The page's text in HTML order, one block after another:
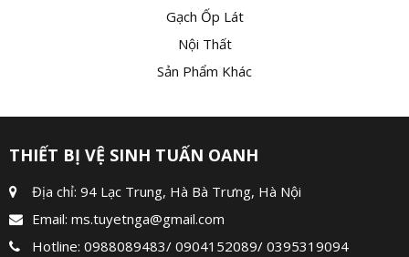
Gạch Ốp Lát
Nội Thất
Sản Phẩm Khác
THIẾT BỊ VỆ SINH TUẤN OANH
Địa chỉ: 94 Lạc Trung, Hà Bà Trưng, Hà Nội
Email: ms.tuyetnga@gmail.com
Hotline: 0988089483/ 0904152089/ 0395319094